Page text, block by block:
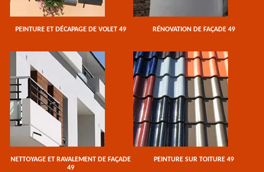
PEINTURE ET DÉCAPAGE DE VOLET 49 RÉNOVATION DE FAÇADE 49
NETTOYAGE ET RAVALEMENT DE FAÇADE
49
PEINTURE SUR TOITURE 49